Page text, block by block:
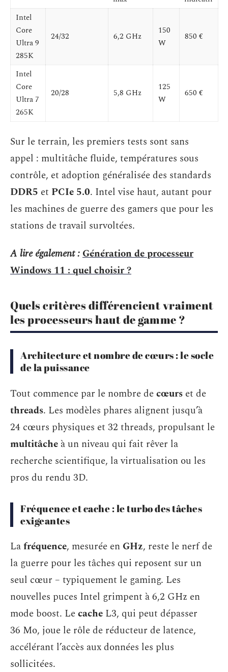
Intel
Core
Ultra 9
285K
24/32 6,2 GHz
150
W
850 €
Intel
Core
Ultra 7
265K
20/28 5,8 GHz
125
W
650 €
Sur le terrain, les premiers tests sont sans
appel : multitâche fluide, températures sous
contrôle, et adoption généralisée des standards
DDR5 et PCIe 5.0. Intel vise haut, autant pour
les machines de guerre des gamers que pour les
stations de travail survoltées.
A lire également :Génération de processeur
Windows 11 : quel choisir ?
Quels critères différencient vraiment
les processeurs haut de gamme ?
Architecture et nombre de cœurs : le socle
de la puissance
Tout commence par le nombre decœurs et de
threads. Les modèles phares alignent jusqu’à
24 cœurs physiques et 32 threads, propulsant le
multitâche à un niveau qui fait rêver la
recherche scientifique, la virtualisation ou les
pros du rendu 3D.
Fréquence et cache : le turbo des tâches
exigeantes
Lafréquence, mesurée en GHz, reste le nerf de
la guerre pour les tâches qui reposent sur un
seul cœur – typiquement le gaming. Les
nouvelles puces Intel grimpent à 6,2 GHz en
mode boost. Lecache L3, qui peut dépasser
36 Mo, joue le rôle de réducteur de latence,
accélérant l’accès aux données les plus
sollicitées.